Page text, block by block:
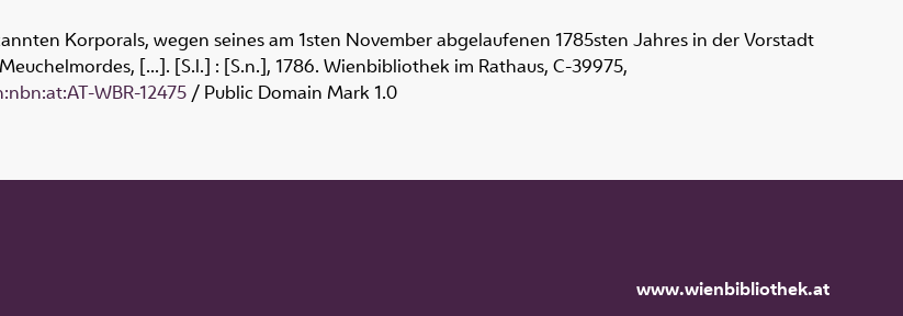
Korporals, wegen seines am 1sten November abgelaufenen 1785sten Jahres in der Vorstadt
[...]. [S.l.] : [S.n.], 1786. Wienbibliothek im Rathaus, C-39975,
WBR-12475 / Public Domain Mark 1.0
www.wienbibliothek.at